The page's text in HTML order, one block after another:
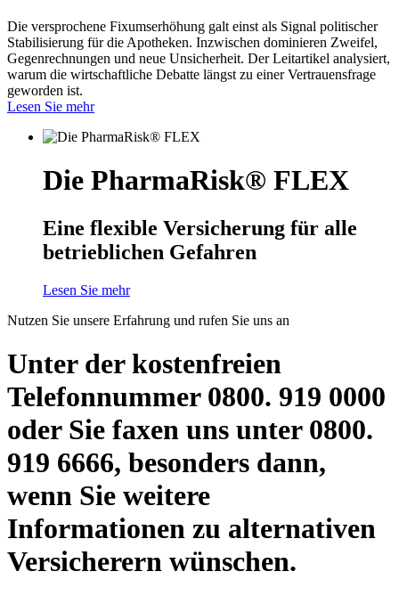
Die versprochene Fixumserhöhung galt einst als Signal politischer
Stabilisierung für die Apotheken. Inzwischen dominieren Zweifel,
Gegenrechnungen und neue Unsicherheit. Der Leitartikel analysiert,
warum die wirtschaftliche Debatte längst zu einer Vertrauensfrage
geworden ist.
Lesen Sie mehr
Die PharmaRisk® FLEX
Eine flexible Versicherung für alle
betrieblichen Gefahren
Lesen Sie mehr
Nutzen Sie unsere Erfahrung und rufen Sie uns an
Unter der kostenfreien
Telefonnummer 0800. 919 0000
oder Sie faxen uns unter 0800.
919 6666, besonders dann,
wenn Sie weitere
Informationen zu alternativen
Versicherern wünschen.